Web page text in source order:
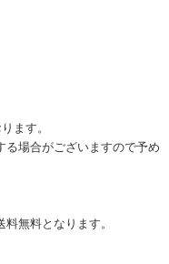
ます。
場合がございますので予め
無料となります。